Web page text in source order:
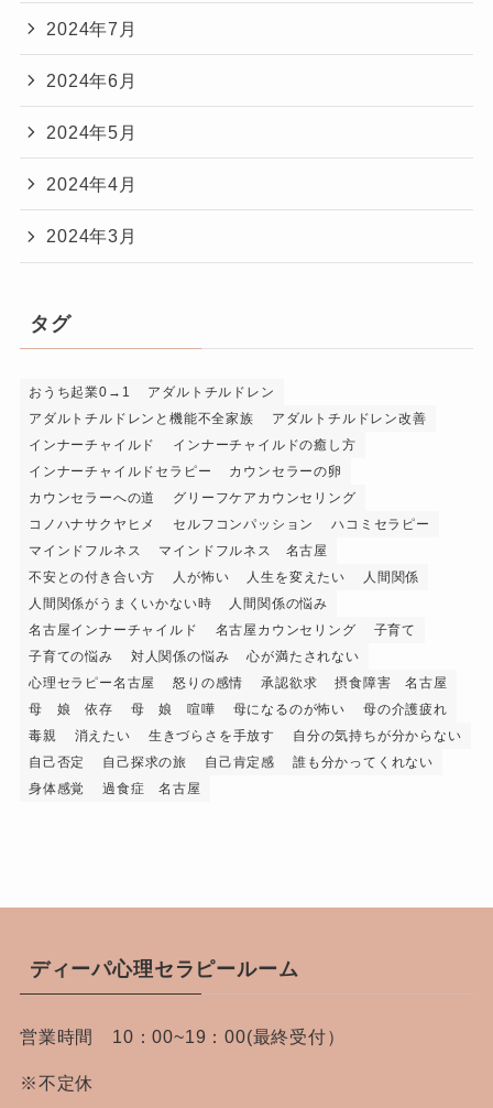
2024年7月
2024年6月
2024年5月
2024年4月
2024年3月
タグ
おうち起業0→1
アダルトチルドレン
アダルトチルドレンと機能不全家族
アダルトチルドレン改善
インナーチャイルド
インナーチャイルドの癒し方
インナーチャイルドセラピー
カウンセラーの卵
カウンセラーへの道
グリーフケアカウンセリング
コノハナサクヤヒメ
セルフコンパッション
ハコミセラピー
マインドフルネス
マインドフルネス 名古屋
不安との付き合い方
人が怖い 人生を変えたい
人間関係
人間関係がうまくいかない時
人間関係の悩み
名古屋インナーチャイルド
名古屋カウンセリング
子育て
子育ての悩み
対人関係の悩み
心が満たされない
心理セラピー名古屋
怒りの感情 承認欲求
摂食障害 名古屋
母 娘 依存
母 娘 喧嘩 母になるのが怖い
母の介護疲れ
毒親
消えたい 生きづらさを手放す
自分の気持ちが分からない
自己否定
自己探求の旅 自己肯定感
誰も分かってくれない
身体感覚
過食症 名古屋
ディーパ心理セラピールーム
営業時間 10：00~19：00(最終受付）
※不定休